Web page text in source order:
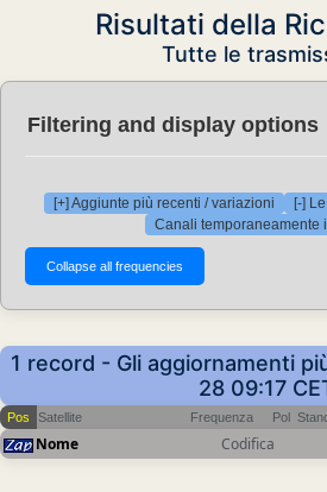
Risultati della
Tutte le
Filtering and display options
[+] Aggiunte più recenti / variazioni
[-]
Canali temporaneamente
1 record - Gli aggiornamenti
28 09:17
Pos Satellite Frequenza Pol
Nome Codifica